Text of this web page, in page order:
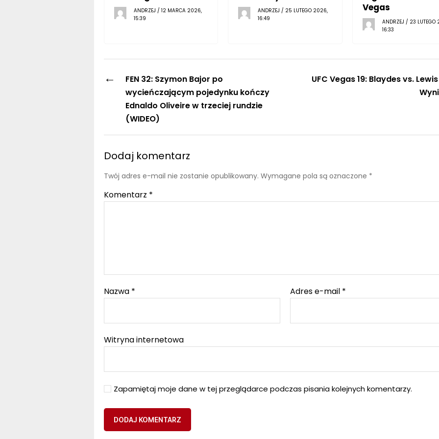
ANDRZEJ / 12 MARCA 2026,
15:39
ANDRZEJ / 25 LUTEGO 2026,
16:49
Vegas
ANDRZEJ / 23 LUTEGO
16:33
←
FEN 32: Szymon Bajor po
wycieńczającym pojedynku kończy
Ednaldo Oliveire w trzeciej rundzie
(WIDEO)
UFC Vegas 19: Blaydes vs.
Dodaj komentarz
Twój adres e-mail nie zostanie opublikowany. Wymagane pola są oznaczone *
Komentarz *
Nazwa * Adres e-mail *
Witryna internetowa
Zapamiętaj moje dane w tej przeglądarce podczas pisania kolejnych komentarzy.